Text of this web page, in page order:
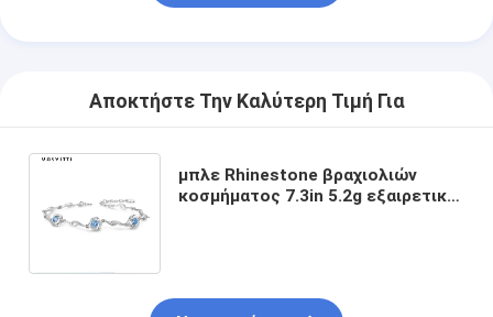
Αποκτήστε Την Καλύτερη Τιμή Για
μπλε Rhinestone βραχιολιών
κοσμήματος 7.3in 5.2g εξαιρετικό